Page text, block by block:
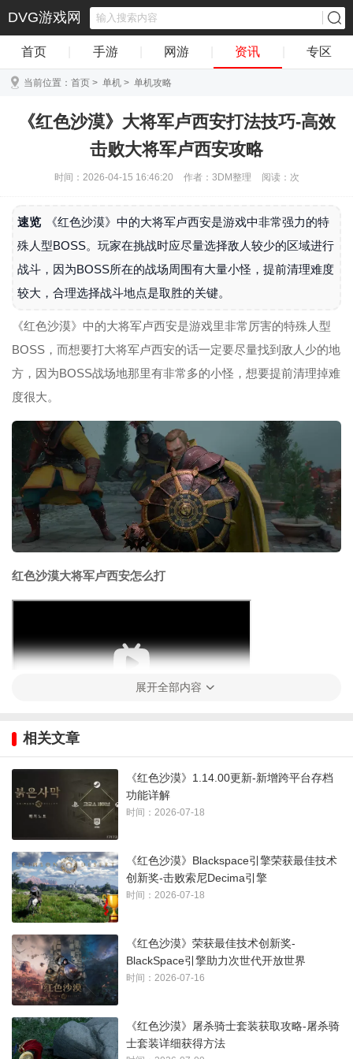
DVG游戏网
首页 手游 网游 资讯 专区
当前位置： 首页 > 单机 > 单机攻略
《红色沙漠》大将军卢西安打法技巧-高效
击败大将军卢西安攻略
时间：2026-04-15 16:46:20 作者：3DM整理 阅读： 次
速览
《红色沙漠》中的大将军卢西安是游戏中非常强力的特
殊人型BOSS。玩家在挑战时应尽量选择敌人较少的区域进行
战斗，因为BOSS所在的战场周围有大量小怪，提前清理难度
较大，合理选择战斗地点是取胜的关键。
《红色沙漠》中的大将军卢西安是游戏里非常厉害的特殊人型
BOSS，而想要打大将军卢西安的话一定要尽量找到敌人少的地
方，因为BOSS战场地那里有非常多的小怪，想要提前清理掉难
度很大。
红色沙漠大将军卢西安怎么打
挑战大将军卢西安时，合理选择战斗区域并注意清理周围小怪
是关键。掌握BOSS的攻击节奏和弱点，配合适当的战术，能够
有效提升击败效率。
展开全部内容
相关文章
《红色沙漠》1.14.00更新-新增跨平台存档
功能详解
时间：2026-07-18
《红色沙漠》Blackspace引擎荣获最佳技术
创新奖-击败索尼Decima引擎
时间：2026-07-18
《红色沙漠》荣获最佳技术创新奖-
BlackSpace引擎助力次世代开放世界
时间：2026-07-16
《红色沙漠》屠杀骑士套装获取攻略-屠杀骑
士套装详细获得方法